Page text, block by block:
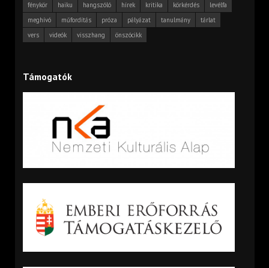
fénykör
haiku hangszóló hírek kritika körkérdés
levélfa
meghívó
műfordítás próza pályázat tanulmány
tárlat
vers
videók visszhang önszócikk
Támogatók